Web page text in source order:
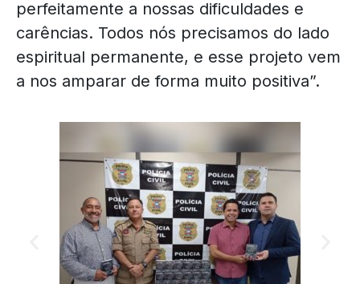
perfeitamente a nossas dificuldades e
carências. Todos nós precisamos do lado
espiritual permanente, e esse projeto vem
a nos amparar de forma muito positiva”.